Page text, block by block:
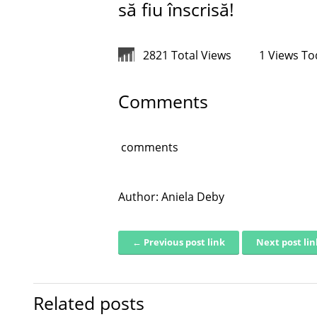
să fiu înscrisă!
2821 Total Views 1 Views
Comments
comments
Author: Aniela Deby
Post navigation← Previous post link Next post
Related posts